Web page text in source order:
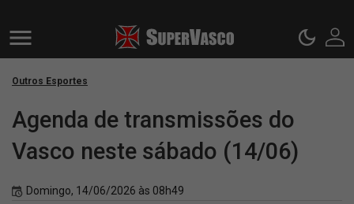
Outros Esportes
Agenda de transmissões do
Vasco neste sábado (14/06)
Domingo, 14/06/2026 às 08h49